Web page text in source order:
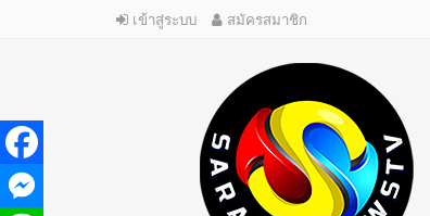
เข้าสู่ระบบ สมัครสมาชิก